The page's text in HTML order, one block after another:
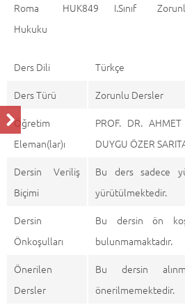
Roma
Hukuku
HUK849 I.Sınıf
Ders Dili
Türkçe
Ders Türü
Zorunlu Dersler
Öğretim
Eleman(lar)ı
PROF. DR.
DUYGU ÖZER
Dersin Veriliş
Biçimi
Bu ders sadece
yürütülmektedir.
Dersin
Önkoşulları
Bu dersin ön
bulunmamaktadır.
Önerilen
Dersler
Bu dersin
önerilmemektedir.